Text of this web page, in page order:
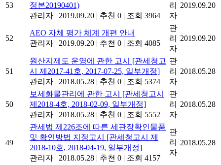
53
정본20190401)
관리자 | 2019.09.20 | 추천 0 | 조회 3964
리
자
2019.09.20
52
AEO 자체 평가 체계 개편 안내
관리자 | 2019.09.20 | 추천 0 | 조회 4085
관
리
자
2019.09.20
51
원산지제도 운영에 관한 고시 [관세청고
시 제2017-41호, 2017-07-25, 일부개정]
관리자 | 2018.05.28 | 추천 0 | 조회 5374
관
리
자
2018.05.28
50
보세화물관리에 관한 고시 [관세청고시
제2018-4호, 2018-02-09, 일부개정]
관리자 | 2018.05.28 | 추천 0 | 조회 5552
관
리
자
2018.05.28
49
관세법 제226조에 따른 세관장확인물품
및 확인방법 지정고시 [관세청고시 제
2018-10호, 2018-04-19, 일부개정]
관리자 | 2018.05.28 | 추천 0 | 조회 4157
관
리
자
2018.05.28